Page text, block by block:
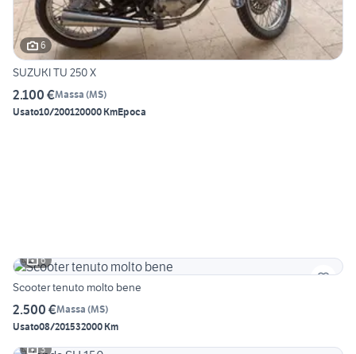
6
SUZUKI TU 250 X
2.100 €Massa (MS)
Usato10/200120000 KmEpoca
6
Scooter tenuto molto bene
2.500 €Massa (MS)
Usato08/201532000 Km
3